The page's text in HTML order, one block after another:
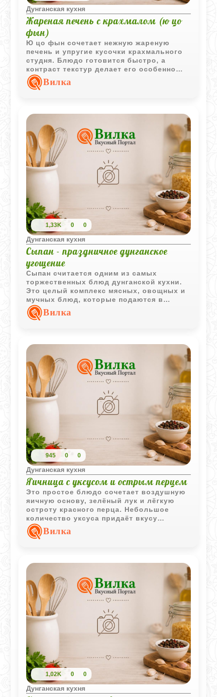
Дунганская кухня
Жареная печень с крахмалом (ю цо
фын)
Ю цо фын сочетает нежную жареную
печень и упругие кусочки крахмального
студня. Блюдо готовится быстро, а
контраст текстур делает его особенно
интересным и характерным для
традиционной кухни.
Вилка
1,33K 0 0
Дунганская кухня
Сыпан - праздничное дунганское
угощение
Сыпан считается одним из самых
торжественных блюд дунганской кухни.
Это целый комплекс мясных, овощных и
мучных блюд, которые подаются в
определённой последовательности и
превращают обычный приём пищи в
Вилка
945 0 0
Дунганская кухня
Яичница с уксусом и острым перцем
Это простое блюдо сочетает воздушную
яичную основу, зелёный лук и лёгкую
остроту красного перца. Небольшое
количество уксуса придаёт вкусу
характерную пикантную нотку, благодаря
которой привычная яичница
Вилка
1,02K 0 0
Дунганская кухня